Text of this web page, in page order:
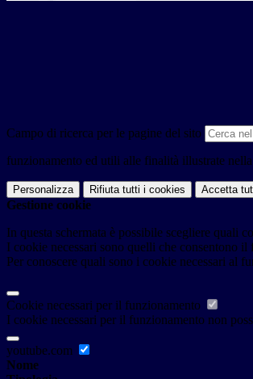
Campo di ricerca per le pagine del sito
funzionamento ed utili alle finalità illustrate nella
Personalizza Rifiuta tutti i cookies Accetta
Gestione cookie
In questa schermata è possibile scegliere quali
I cookie necessari sono quelli che consentono
Per conoscere quali sono i cookie necessari al
Cookie necessari per il funzionamento
I cookie necessari per il funzionamento non
youtube.com
Nome